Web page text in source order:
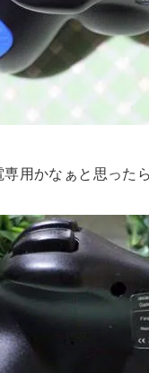
用かなぁと思った